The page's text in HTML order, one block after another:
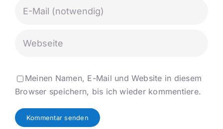
Meinen Namen, E-Mail und Website in diesem
Browser speichern, bis ich wieder kommentiere.